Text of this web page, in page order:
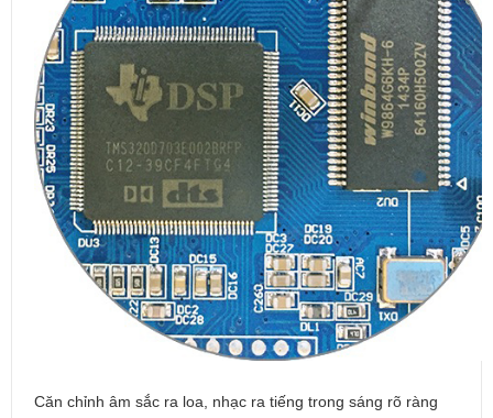
Căn chỉnh âm sắc ra loa, nhạc ra tiếng trong sáng rõ ràng